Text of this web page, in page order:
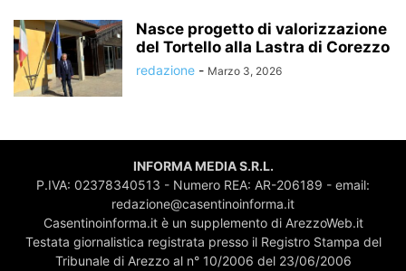
Nasce progetto di valorizzazione
del Tortello alla Lastra di Corezzo
redazione - Marzo 3, 2026
INFORMA MEDIA S.R.L.
P.IVA: 02378340513 - Numero REA: AR-206189 - email:
redazione@casentinoinforma.it
Casentinoinforma.it è un supplemento di ArezzoWeb.it
Testata giornalistica registrata presso il Registro Stampa del
Tribunale di Arezzo al n° 10/2006 del 23/06/2006